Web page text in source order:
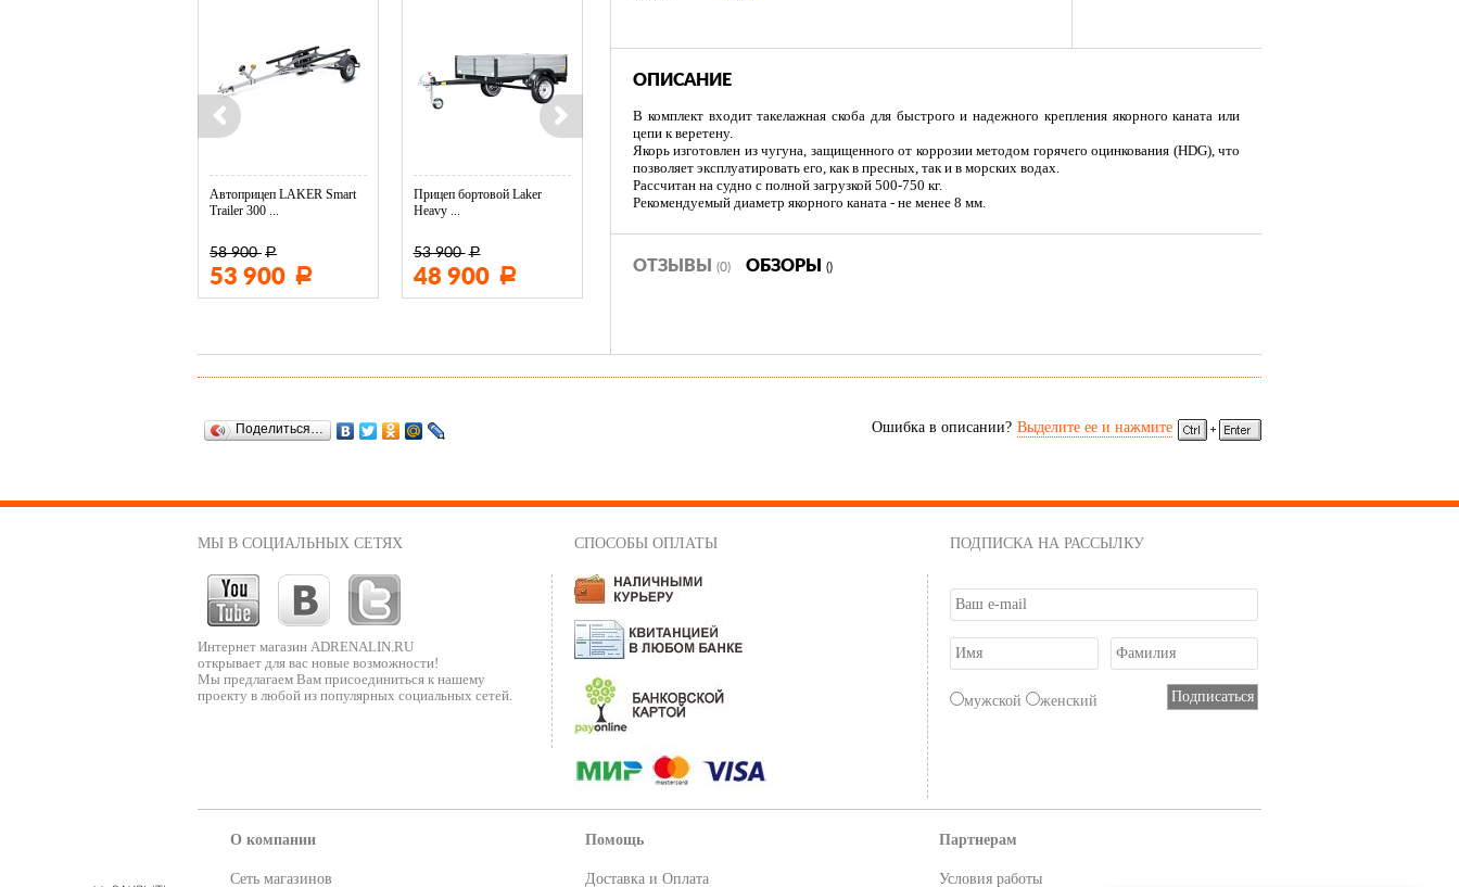
ОПИСАНИЕ
В комплект входит такелажная скоба для быстрого и надежного крепления якорного каната или
цепи к веретену.
Якорь изготовлен из чугуна, защищенного от коррозии методом горячего оцинкования (HDG), что
позволяет эксплуатировать его, как в пресных, так и в морских водах.
Рассчитан на судно с полной загрузкой 500-750 кг.
Рекомендуемый диаметр якорного каната - не менее 8 мм.
ОТЗЫВЫ (0) ОБЗОРЫ ()
Автоприцеп LAKER Smart
Trailer 300 ...
58 900 Р
53 900 Р
Прицеп бортовой Laker
Heavy ...
53 900 Р
48 900 Р
Тент LAKER с каркасом для
11 600 Р
Тент LAKER с каркасом для
...
19 500
Ошибка в описании? Выделите ее и нажмите
Поделиться…
МЫ В СОЦИАЛЬНЫХ СЕТЯХ
Интернет магазин ADRENALIN.RU
открывает для вас новые возможности!
Мы предлагаем Вам присоединиться к нашему
проекту в любой из популярных социальных сетей.
СПОСОБЫ ОПЛАТЫ ПОДПИСКА НА РАССЫЛКУ
мужской женский
О компании
Сеть магазинов
Помощь
Доставка и Оплата
Партнерам
Условия работы